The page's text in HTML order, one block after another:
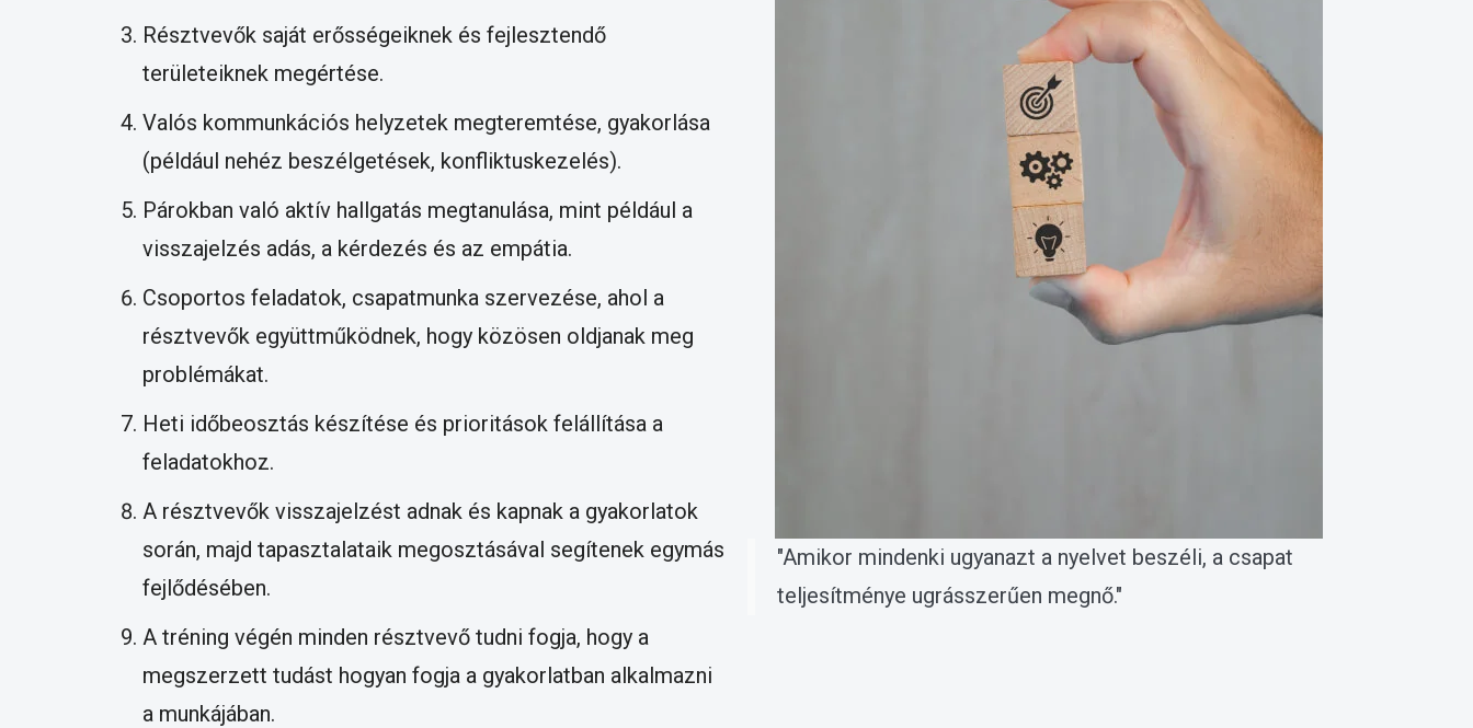
Résztvevők saját erősségeiknek és fejlesztendő
területeiknek megértése.
Valós kommunkációs helyzetek megteremtése, gyakorlása
(például nehéz beszélgetések, konfliktuskezelés).
Párokban való aktív hallgatás megtanulása, mint például a
visszajelzés adás, a kérdezés és az empátia.
Csoportos feladatok, csapatmunka szervezése, ahol a
résztvevők együttműködnek, hogy közösen oldjanak meg
problémákat.
Heti időbeosztás készítése és prioritások felállítása a
feladatokhoz.
A résztvevők visszajelzést adnak és kapnak a gyakorlatok
során, majd tapasztalataik megosztásával segítenek egymás
fejlődésében.
A tréning végén minden résztvevő tudni fogja, hogy a
megszerzett tudást hogyan fogja a gyakorlatban alkalmazni
a munkájában.
"Amikor mindenki ugyanazt a nyelvet beszéli, a csapat
teljesítménye ugrásszerűen megnő."